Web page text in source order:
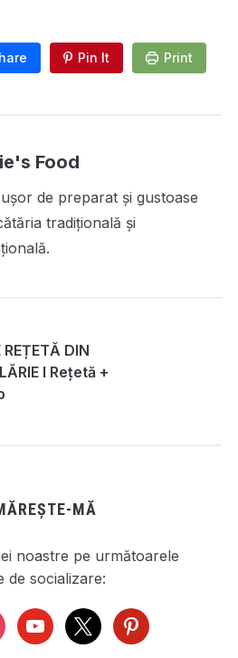
Pin It Print
Food
de preparat și gustoase
tradițională și
REȚETĂ DIN
I Rețetă +
MĂ
noastre pe următoarele
de socializare:
youtube
x pinterest